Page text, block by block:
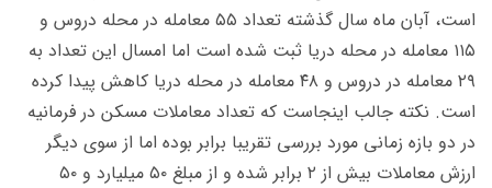
است، آبان ماه سال گذشته تعداد ۵۵ معامله در محله دروس و
۱۱۵ معامله در محله دریا ثبت شده است اما امسال این تعداد به
۲۹ معامله در دروس و ۴۸ معامله در محله دریا کاهش پیدا کرده
است. نکته جالب اینجاست که تعداد معاملات مسکن در فرمانیه
در دو بازه زمانی مورد بررسی تقریبا برابر بوده اما از سوی دیگر
ارزش معاملات بیش از ۲ برابر شده و از مبلغ ۵۰ میلیارد و ۵۰